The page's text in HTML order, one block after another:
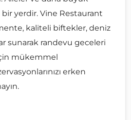
yerdir. Vine Restaurant
kaliteli biftekler, deniz
sunarak randevu geceleri
mükemmel
erken